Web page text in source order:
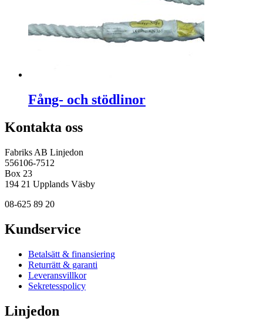
Fång- och stödlinor
Kontakta oss
Fabriks AB Linjedon
556106-7512
Box 23
194 21 Upplands Väsby
08-625 89 20
Kundservice
Betalsätt & finansiering
Returrätt & garanti
Leveransvillkor
Sekretesspolicy
Linjedon